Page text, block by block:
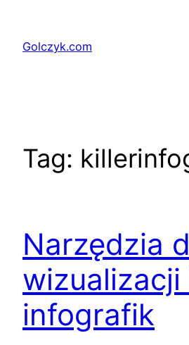
treściGolczyk.com
Tag:
Narzędzia
wizualizacji
infografik